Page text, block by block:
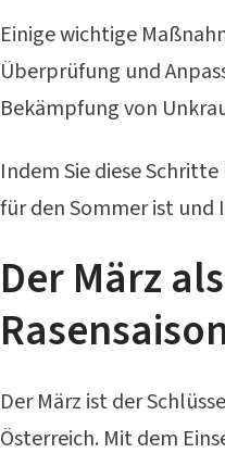
Einige wichtige
Überprüfung und
Bekämpfung von
Indem Sie diese
für den Sommer ist und
Der März
Der März ist der
Österreich. Mit dem